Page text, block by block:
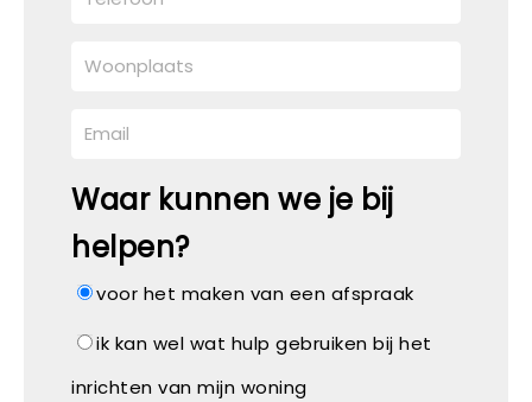
Waar kunnen we je bij
helpen?
voor het maken van een afspraak
ik kan wel wat hulp gebruiken bij het
inrichten van mijn woning